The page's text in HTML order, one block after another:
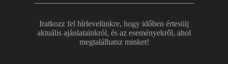
Iratkozz fel hírlevelünkre, hogy időben értesülj
aktuális ajánlatainkról, és az eseményekről, ahol
megtalálhatsz minket!